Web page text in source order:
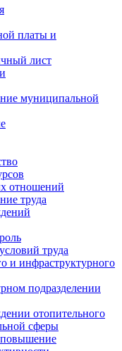
платы и
лист
муниципальной
отношений
труда
труда
и инфраструктурного
подразделении
отопительного
сферы
повышение